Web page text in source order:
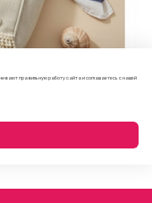
правильную работу сайта и соглашаетесь с нашей